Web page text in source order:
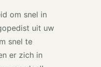
om snel in
uit uw
snel te
er zich in